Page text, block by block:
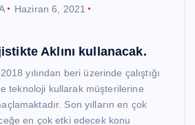
Haziran 6, 2021
Aklını kullanacak.
yılından beri üzerinde çalıştığı
teknoloji kullarak müşterilerine
Son yılların en çok
en çok etki edecek konu